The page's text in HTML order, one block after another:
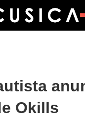
Okills